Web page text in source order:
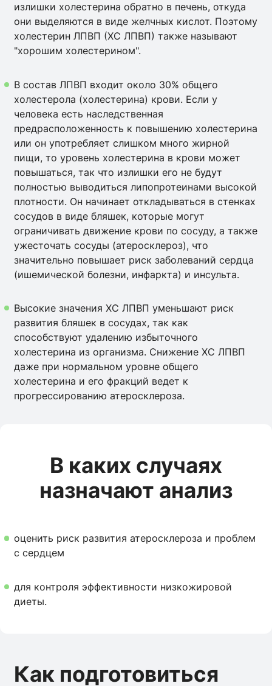
излишки холестерина обратно в печень, откуда
они выделяются в виде желчных кислот. Поэтому
холестерин ЛПВП (ХС ЛПВП) также называют
"хорошим холестерином".
В состав ЛПВП входит около 30% общего
холестерола (холестерина) крови. Если у
человека есть наследственная
предрасположенность к повышению холестерина
или он употребляет слишком много жирной
пищи, то уровень холестерина в крови может
повышаться, так что излишки его не будут
полностью выводиться липопротеинами высокой
плотности. Он начинает откладываться в стенках
сосудов в виде бляшек, которые могут
ограничивать движение крови по сосуду, а также
ужесточать сосуды (атеросклероз), что
значительно повышает риск заболеваний сердца
(ишемической болезни, инфаркта) и инсульта.
Высокие значения ХС ЛПВП уменьшают риск
развития бляшек в сосудах, так как
способствуют удалению избыточного
холестерина из организма. Снижение ХС ЛПВП
даже при нормальном уровне общего
холестерина и его фракций ведет к
прогрессированию атеросклероза.
В каких случаях
назначают анализ
оценить риск развития атеросклероза и проблем
с сердцем
для контроля эффективности низкожировой
диеты.
Как подготовиться